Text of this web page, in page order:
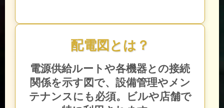
配電図とは？
電源供給ルートや各機器との接続
関係を示す図で、設備管理やメン
テナンスにも必須。ビルや店舗で